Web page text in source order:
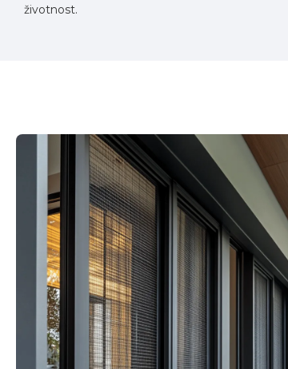
životnost.